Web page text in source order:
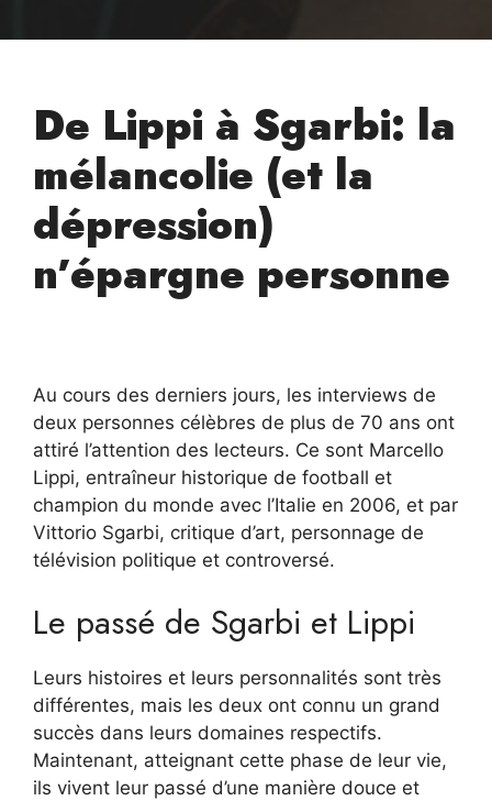
De Lippi à Sgarbi: la
mélancolie (et la
dépression)
n’épargne personne
Au cours des derniers jours, les interviews de
deux personnes célèbres de plus de 70 ans ont
attiré l’attention des lecteurs. Ce sont Marcello
Lippi, entraîneur historique de football et
champion du monde avec l’Italie en 2006, et par
Vittorio Sgarbi, critique d’art, personnage de
télévision politique et controversé.
Le passé de Sgarbi et Lippi
Leurs histoires et leurs personnalités sont très
différentes, mais les deux ont connu un grand
succès dans leurs domaines respectifs.
Maintenant, atteignant cette phase de leur vie,
ils vivent leur passé d’une manière douce et